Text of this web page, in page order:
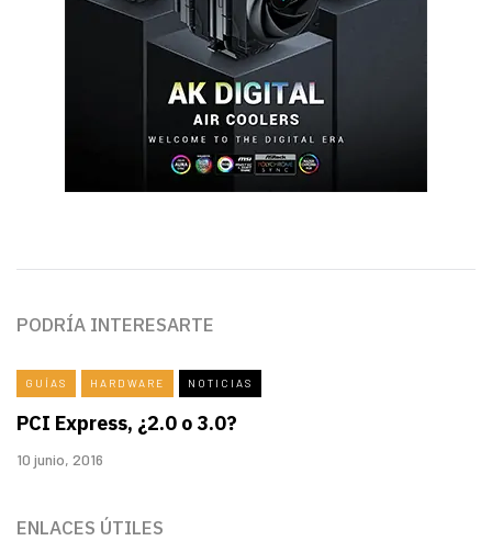
PODRÍA INTERESARTE
GUÍAS HARDWARE NOTICIAS
PCI Express, ¿2.0 o 3.0?
10 junio, 2016
ENLACES ÚTILES